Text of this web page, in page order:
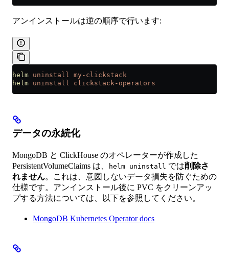
アンインストールは逆の順序で行います:
helm uninstall
my-clickstack
helm uninstall clickstack-operators
データの永続化
MongoDB と ClickHouse のオペレーターが作成した
PersistentVolumeClaims は、
helm uninstall では削除さ
れません。これは、意図しないデータ損失を防ぐための
仕様です。アンインストール後に PVC をクリーンアッ
プする方法については、以下を参照してください。
MongoDB Kubernetes Operator docs